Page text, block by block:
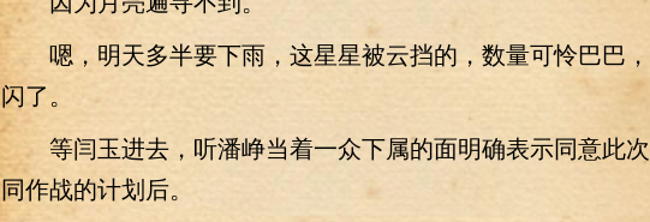
嗯，明天多半要下雨，这星星被云挡的，数量可怜巴巴
闪了。
等闫玉进去，听潘峥当着一众下属的面明确表示同意此
同作战的计划后。